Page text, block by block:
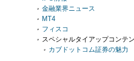
金融業界ニュース
MT4
フィスコ
スペシャルタイアップコンテ
カブドットコム証券の魅力